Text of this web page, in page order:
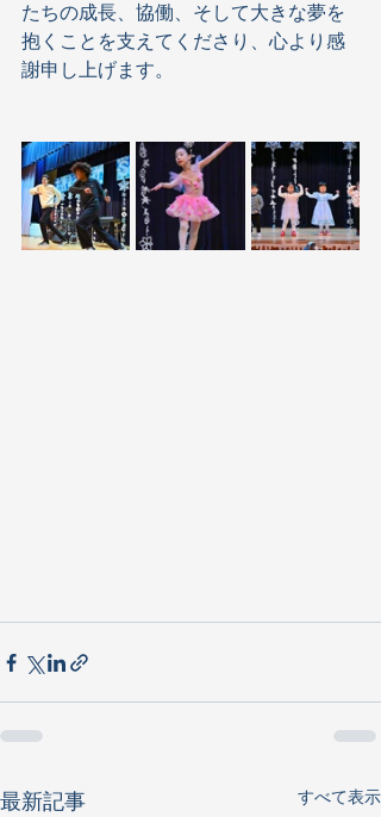
たちの成長、協働、そして大きな夢を
抱くことを支えてくださり、心より感
謝申し上げます。
最新記事 すべて表示